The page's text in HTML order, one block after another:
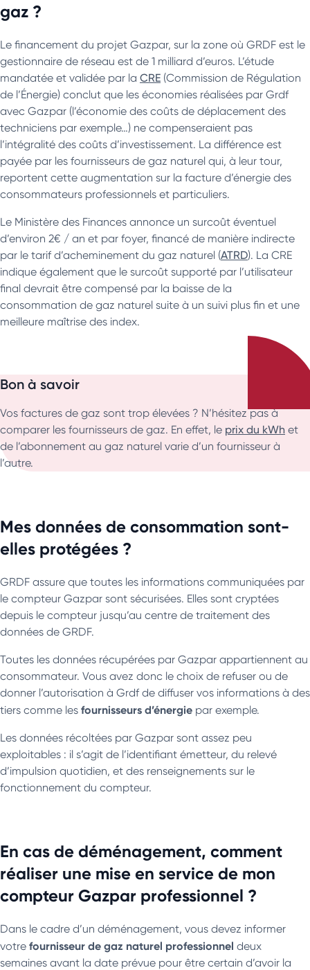
gaz ?
Le financement du projet Gazpar, sur la zone où GRDF est le
gestionnaire de réseau est de 1 milliard d’euros. L’étude
mandatée et validée par la CRE (Commission de Régulation
de l’Énergie) conclut que les économies réalisées par Grdf
avec Gazpar (l’économie des coûts de déplacement des
techniciens par exemple…) ne compenseraient pas
l’intégralité des coûts d’investissement. La différence est
payée par les fournisseurs de gaz naturel qui, à leur tour,
reportent cette augmentation sur la facture d’énergie des
consommateurs professionnels et particuliers.
Le Ministère des Finances annonce un surcoût éventuel
d’environ 2€ / an et par foyer, financé de manière indirecte
par le tarif d’acheminement du gaz naturel (ATRD). La CRE
indique également que le surcoût supporté par l’utilisateur
final devrait être compensé par la baisse de la
consommation de gaz naturel suite à un suivi plus fin et une
meilleure maîtrise des index.
Bon à savoir
Vos factures de gaz sont trop élevées ? N’hésitez pas à
comparer les fournisseurs de gaz. En effet, le prix du kWh et
de l’abonnement au gaz naturel varie d’un fournisseur à
l’autre.
Mes données de consommation sont-
elles protégées ?
GRDF assure que toutes les informations communiquées par
le compteur Gazpar sont sécurisées. Elles sont cryptées
depuis le compteur jusqu’au centre de traitement des
données de GRDF.
Toutes les données récupérées par Gazpar appartiennent au
consommateur. Vous avez donc le choix de refuser ou de
donner l’autorisation à Grdf de diffuser vos informations à des
tiers comme les fournisseurs d’énergie par exemple.
Les données récoltées par Gazpar sont assez peu
exploitables : il s’agit de l’identifiant émetteur, du relevé
d’impulsion quotidien, et des renseignements sur le
fonctionnement du compteur.
En cas de déménagement, comment
réaliser une mise en service de mon
compteur Gazpar professionnel ?
Dans le cadre d’un déménagement, vous devez informer
votre fournisseur de gaz naturel professionnel deux
semaines avant la date prévue pour être certain d’avoir la